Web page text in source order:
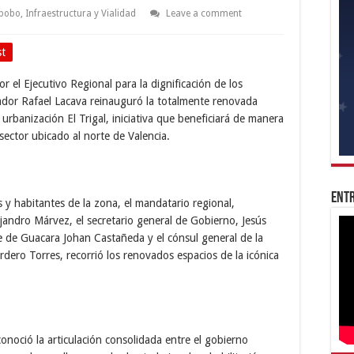
Infraestructura y Vialidad Leave a comment
el Ejecutivo Regional para la dignificación de los
Rafael Lacava reinauguró la totalmente renovada
El Trigal, iniciativa que beneficiará de manera
ubicado al norte de Valencia.
habitantes de la zona, el mandatario regional,
Márvez, el secretario general de Gobierno, Jesús
Guacara Johan Castañeda y el cónsul general de la
Torres, recorrió los renovados espacios de la icónica
la articulación consolidada entre el gobierno